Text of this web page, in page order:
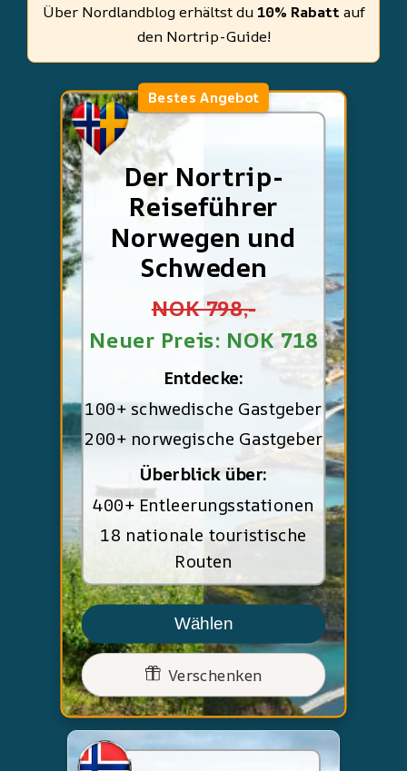
Über Nordlandblog erhältst du 10% Rabatt auf
den Nortrip-Guide!
Bestes Angebot
Der Nortrip-
Reiseführer
Norwegen und
Schweden
NOK 798,-
Neuer Preis: NOK 718
Entdecke:
100+ schwedische Gastgeber
200+ norwegische Gastgeber
Überblick über:
400+ Entleerungsstationen
18 nationale touristische
Routen
Wählen
Verschenken